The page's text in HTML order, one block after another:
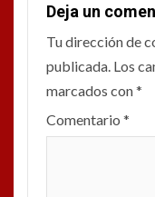
Deja un
Tu dirección de
publicada. Los
marcados con*
Comentario *